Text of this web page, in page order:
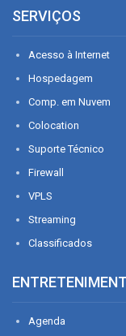
SERVIÇOS
Acesso à Internet
Hospedagem
Comp. em Nuvem
Colocation
Suporte Técnico
Firewall
VPLS
Streaming
Classificados
Agenda